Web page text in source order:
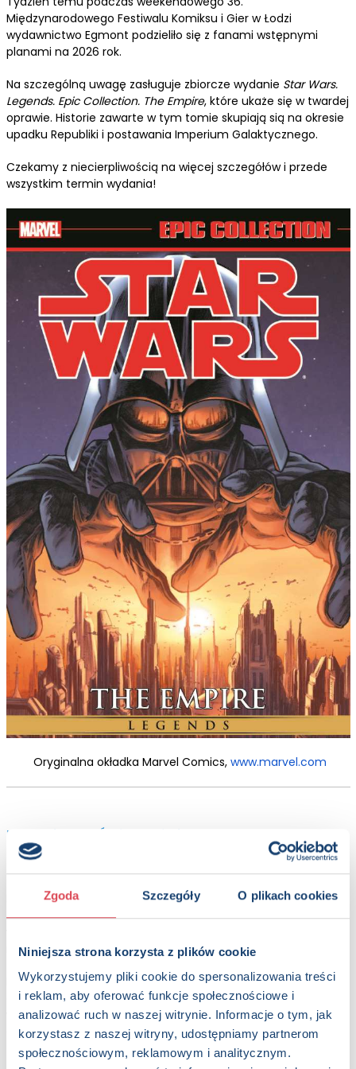
Zgoda Szczegóły O plikach cookies
Niniejsza strona korzysta z plików cookie
Wykorzystujemy pliki cookie do spersonalizowania treści
i reklam, aby oferować funkcje społecznościowe i
analizować ruch w naszej witrynie. Informacje o tym, jak
korzystasz z naszej witryny, udostępniamy partnerom
społecznościowym, reklamowym i analitycznym.
Międzynarodowego Festiwalu Komiksu i Gier w Łodzi
wydawnictwo Egmont podzieliło się z fanami wstępnymi
planami na 2026 rok.
Na szczególną uwagę zasługuje zbiorcze wydanie Star Wars.
Legends. Epic Collection. The Empire, które ukaże się w twardej
oprawie. Historie zawarte w tym tomie skupiają sią na okresie
upadku Republiki i postawania Imperium Galaktycznego.
Czekamy z niecierpliwością na więcej szczegółów i przede
wszystkim termin wydania!
Oryginalna okładka Marvel Comics, www.marvel.com
Kanoniczny Świt Jedi
Reżyser planowanego filmuStar Wars. Dawn of the Jedi
James Mangold podpisał długoletnią umowę z amerykańską
reżyserii kolejnych filmów.
Niestety, doniesienia te nie zostały w żaden sposób ujęte w
oficjalnym komunikacie Disneya. Nie wiadomo więc, jak
wspomniana umowa (i z pewnością ograniczony czas i
dostępność reżysera) wpłynie na produkcję obrazu
zapowiedzianego przez Lucasfilm.